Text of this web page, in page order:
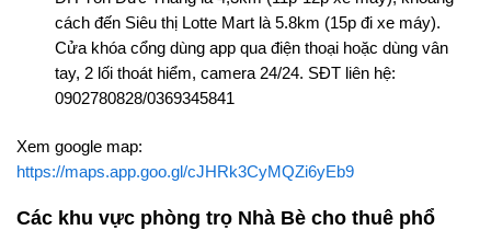
cách đến Siêu thị Lotte Mart là 5.8km (15p đi xe máy).
Cửa khóa cổng dùng app qua điện thoại hoặc dùng vân
tay, 2 lối thoát hiểm, camera 24/24. SĐT liên hệ:
0902780828/0369345841
Xem google map:
https://maps.app.goo.gl/cJHRk3CyMQZi6yEb9
Các khu vực phòng trọ Nhà Bè cho thuê phổ